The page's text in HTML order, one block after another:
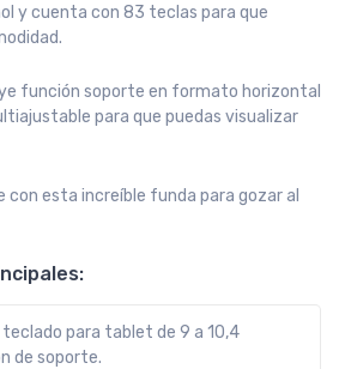
y cuenta con 83 teclas para que
función soporte en formato horizontal
para que puedas visualizar
con esta increíble funda para gozar al
teclado para tablet de 9 a 10,4
de soporte.